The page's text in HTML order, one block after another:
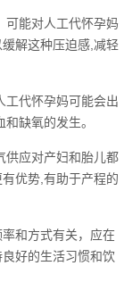
能对人工代怀孕妈
解这种压迫感,减轻
代怀孕妈可能会出
缺氧的发生。
应对产妇和胎儿都
优势,有助于产程的
和方式有关，应在
好的生活习惯和饮